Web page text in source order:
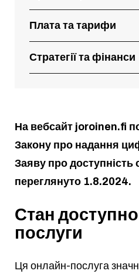
Плата та тарифи
Стратегії та фінанси
На вебсайт joroinen.fi
Закону про надання
Заяву про доступність
переглянуто 1.8.2024.
Стан
послуги
Ця онлайн-послуга